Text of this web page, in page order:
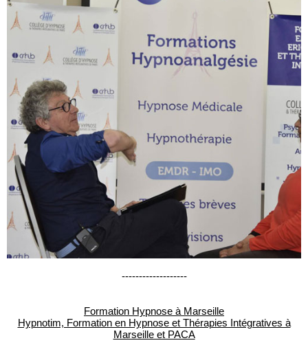
-------------------
Formation Hypnose à Marseille
Hypnotim, Formation en Hypnose et Thérapies Intégratives à
Marseille et PACA